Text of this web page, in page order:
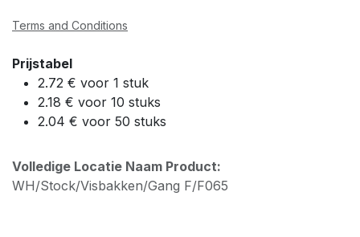
Terms and Conditions
Prijstabel
2.72 € voor 1 stuk
2.18 € voor 10 stuks
2.04 € voor 50 stuks
Volledige Locatie Naam Product:
WH/Stock/Visbakken/Gang F/F065